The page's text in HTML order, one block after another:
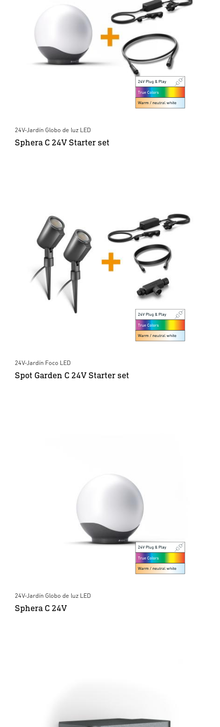
24V-Jardín Globo de luz LED
Sphera C 24V Starter set
24V-Jardín Foco LED
Spot Garden C 24V Starter set
24V-Jardín Globo de luz LED
Sphera C 24V